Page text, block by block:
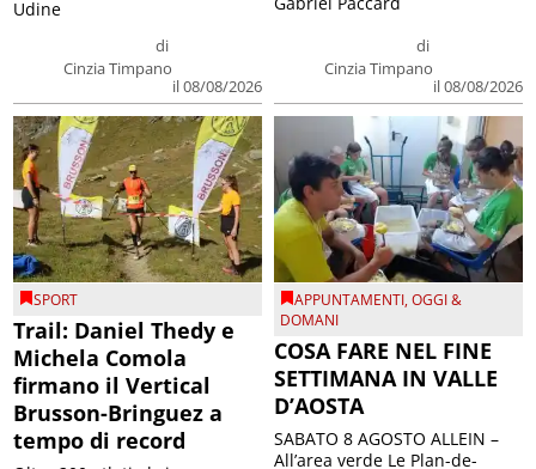
di
Cinzia Timpano
il 08/08/2026
Udine
di
Cinzia Timpano
il 08/08/2026
SPORT
Trail: Daniel Thedy e
Michela Comola
firmano il Vertical
Brusson-Bringuez a
tempo di record
APPUNTAMENTI,OGGI &
DOMANI
COSA FARE NEL FINE
SETTIMANA IN VALLE
D’AOSTA
SABATO 8 AGOSTO ALLEIN –
All’area verde Le Plan-de-